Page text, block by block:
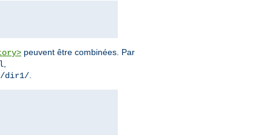
peuvent être combinées. Par
,
dir1/.